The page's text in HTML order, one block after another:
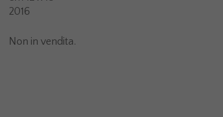
2016
Non in vendita.